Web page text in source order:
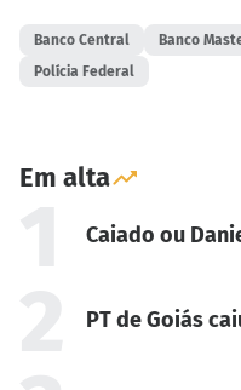
Banco Central Banco
Polícia Federal
Em alta
Caiado ou
PT de Goiás